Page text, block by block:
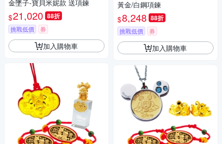
金墜子-寶貝米妮款 送項鍊
$21,020 88折
挑戰低價 券
加入購物車
黃金/白鋼項鍊
$8,248 88折
挑戰低價 券
加入購物車